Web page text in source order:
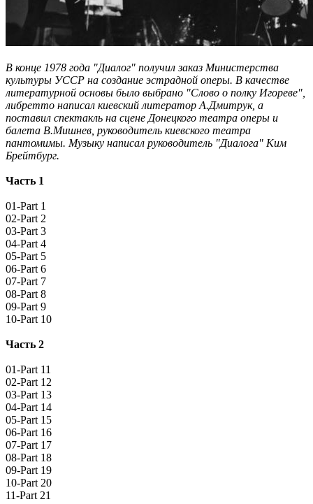
В конце 1978 года "Диалог" получил заказ Министерства
культуры УССР на создание эстрадной оперы. В качестве
литературной основы было выбрано "Слово о полку Игореве",
либретто написал киевский литератор А.Дмитрук, а
поставил спектакль на сцене Донецкого театра оперы и
балета В.Мишнев, руководитель киевского театра
пантомимы. Музыку написал руководитель "Диалога" Ким
Брейтбург.
Часть 1
01-Part 1
02-Part 2
03-Part 3
04-Part 4
05-Part 5
06-Part 6
07-Part 7
08-Part 8
09-Part 9
10-Part 10
Часть 2
01-Part 11
02-Part 12
03-Part 13
04-Part 14
05-Part 15
06-Part 16
07-Part 17
08-Part 18
09-Part 19
10-Part 20
11-Part 21